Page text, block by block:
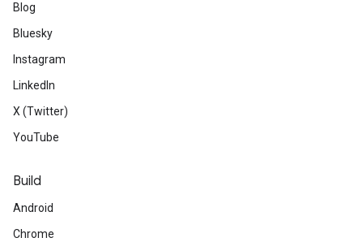
Blog
Bluesky
Instagram
LinkedIn
X (Twitter)
YouTube
Build
Android
Chrome